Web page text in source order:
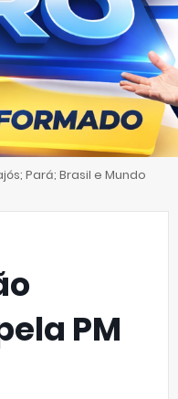
Pará; Brasil e Mundo
PM